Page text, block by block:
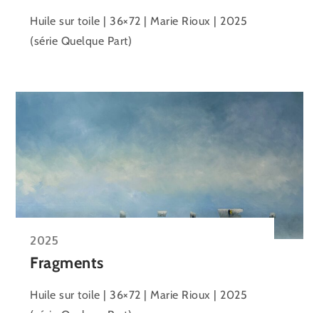
Huile sur toile | 36×72 | Marie Rioux | 2025
(série Quelque Part)
2025
Fragments
Huile sur toile | 36×72 | Marie Rioux | 2025